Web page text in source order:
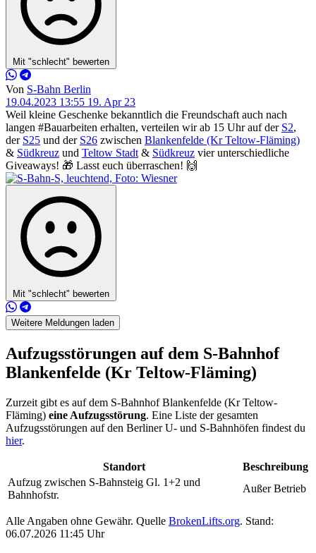
Mit "schlecht" bewerten
Von S-Bahn Berlin
19.04.2023 13:55 19. Apr 23
Weil kleine Geschenke bekanntlich die Freundschaft auch nach
langen #Bauarbeiten erhalten, verteilen wir ab 15 Uhr auf der S2,
der S25 und der S26 zwischen Blankenfelde (Kr Teltow-Fläming)
& Südkreuz und Teltow Stadt & Südkreuz vier unterschiedliche
Giveaways! 🎁 Lasst euch überraschen! 🙌️
Mit "schlecht" bewerten
Weitere Meldungen laden
Aufzugsstörungen auf dem S-Bahnhof
Blankenfelde (Kr Teltow-Fläming)
Zurzeit gibt es auf dem S-Bahnhof Blankenfelde (Kr Teltow-
Fläming) eine Aufzugsstörung. Eine Liste der gesamten
Aufzugsstörungen auf den Berliner U- und S-Bahnhöfen findest du
hier.
Standort
Beschreibung
Aufzug zwischen S-Bahnsteig Gl. 1+2 und
Bahnhofstr.
Außer Betrieb
Alle Angaben ohne Gewähr. Quelle BrokenLifts.org. Stand:
06.07.2026 11:45 Uhr